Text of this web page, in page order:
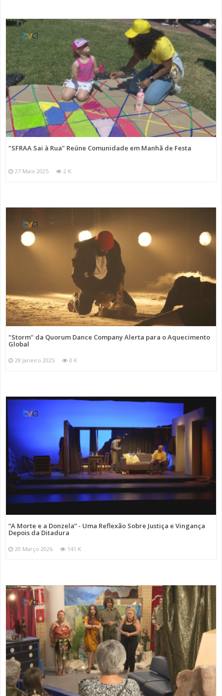
"SFRAA Sai à Rua" Reúne Comunidade em Manhã de Festa
27 Maio 2025 2 K
"Storm" da Quorum Dance Company Alerta para o Aquecimento
Global
28 Janeiro 2025 0 K
“A Morte e a Donzela” - Uma Reflexão Sobre Justiça e Vingança
Depois da Ditadura
20 Março 2026 141 K